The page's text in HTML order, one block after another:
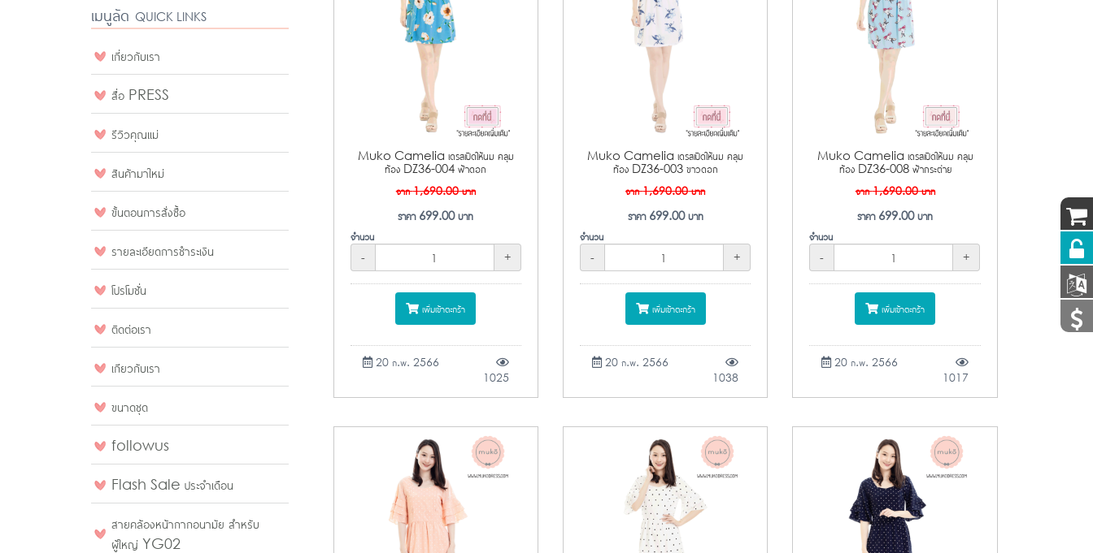
เมนูลัด QUICK LINKS
เกี่ยวกับเรา
สื่อ PRESS
รีวิวคุณแม่
สินค้ามาใหม่
ขั้นตอนการสั่งซื้อ
รายละเอียดการชำระเงิน
โปรโมชั่น
ติดต่อเรา
เกียวกับเรา
ขนาดชุด
followus
Flash Sale ประจำเดือน
สายคล้องหน้ากากอนามัย สำหรับ
ผู้ใหญ่ YG02
Muko Camelia เดรสเปิดให้นม คลุม
ท้อง DZ36-004 ฟ้าดอก
จาก1,690.00บาท
ราคา 699.00บาท
จำนวน
-
+
เพิ่มเข้าตะกร้า
20 ก.พ. 2566
1025
Muko Camelia เดรสเปิดให้นม คลุม
ท้อง DZ36-003 ขาวดอก
จาก1,690.00บาท
ราคา 699.00บาท
จำนวน
-
+
เพิ่มเข้าตะกร้า
20 ก.พ. 2566
1038
Muko Camelia เดรสเปิดให้นม คลุม
ท้อง DZ36-008 ฟ้ากระต่าย
จาก1,690.00บาท
ราคา 699.00บาท
จำนวน
-
+
เพิ่มเข้าตะกร้า
20 ก.พ. 2566
1017